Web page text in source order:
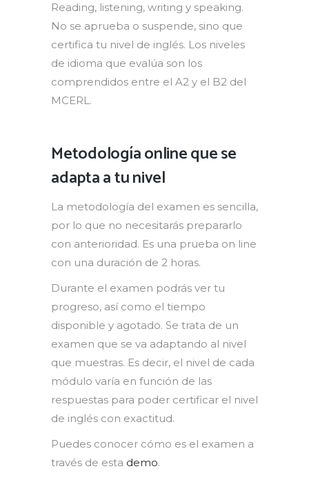
Reading, listening, writing y speaking.
No se aprueba o suspende, sino que
certifica tu nivel de inglés. Los niveles
de idioma que evalúa son los
comprendidos entre el A2 y el B2 del
MCERL.
Metodología online que se
adapta a tu nivel
La metodología del examen es sencilla,
por lo que no necesitarás prepararlo
con anterioridad. Es una prueba on line
con una duración de 2 horas.
Durante el examen podrás ver tu
progreso, así como el tiempo
disponible y agotado. Se trata de un
examen que se va adaptando al nivel
que muestras. Es decir, el nivel de cada
módulo varía en función de las
respuestas para poder certificar el nivel
de inglés con exactitud.
Puedes conocer cómo es el examen a
través de esta demo.